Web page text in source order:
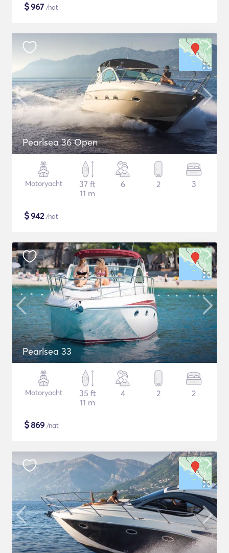
$967 /nat
Pearlsea 36 Open
Motoryacht
37 ft
11 m
6 2 3
$942/nat
Pearlsea 33
Motoryacht
35 ft
11 m
4 2 2
$869 /nat